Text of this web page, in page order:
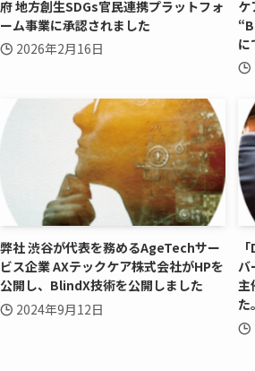
府 地方創生SDGs官民連携プラットフォ
ーム事業に承認されました
2026年2月16日
ケ
に
弊社 渋谷が代表を務めるAgeTechサー
ビス企業 AXテックケア株式会社がHPを
公開し、BlindX技術を公開しました
2024年9月12日
バ
主
た。